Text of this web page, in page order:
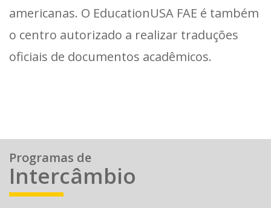
americanas. O EducationUSA FAE é também
o centro autorizado a realizar traduções
oficiais de documentos acadêmicos.
Programas de
Intercâmbio